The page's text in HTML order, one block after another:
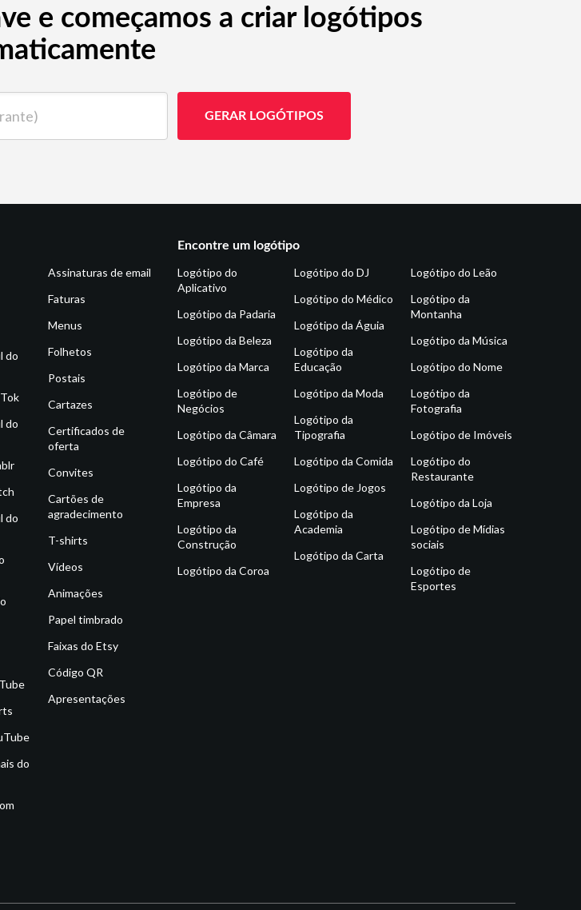
e começamos a criar logótipos
GERAR LOGÓTIPOS
do
do
do
do
Assinaturas de email
Faturas
Menus
Folhetos
Postais
Cartazes
Certificados de
oferta
Convites
Cartões de
agradecimento
T-shirts
Vídeos
Animações
Papel timbrado
Faixas do Etsy
Código QR
Apresentações
Encontre um logótipo
Logótipo do
Aplicativo
Logótipo da Padaria
Logótipo da Beleza
Logótipo da Marca
Logótipo de
Negócios
Logótipo da Câmara
Logótipo do Café
Logótipo da
Empresa
Logótipo da
Construção
Logótipo da Coroa
Logótipo do DJ
Logótipo do Médico
Logótipo da Águia
Logótipo da
Educação
Logótipo da Moda
Logótipo da
Tipografia
Logótipo da Comida
Logótipo de Jogos
Logótipo da
Academia
Logótipo da Carta
Logótipo do Leão
Logótipo da
Montanha
Logótipo da Música
Logótipo do Nome
Logótipo da
Fotografia
Logótipo de Imóveis
Logótipo do
Restaurante
Logótipo da Loja
Logótipo de Mídias
sociais
Logótipo de
Esportes